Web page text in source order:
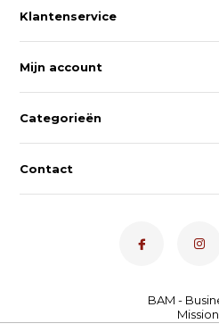
Klantenservice
Mijn account
Categorieën
Contact